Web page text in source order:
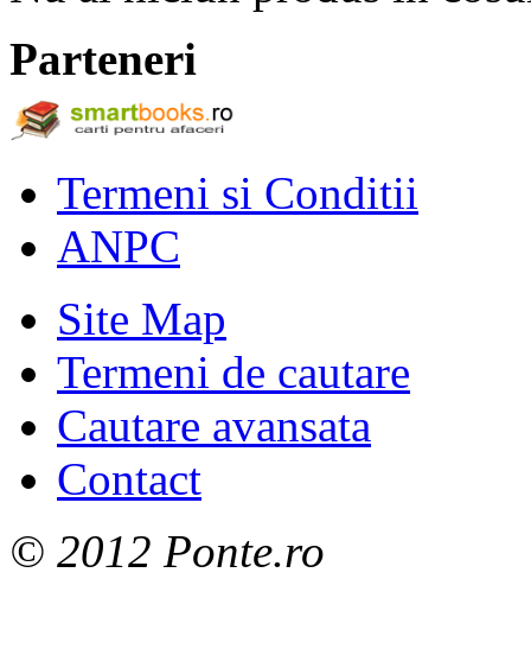
Parteneri
Termeni si Conditii
ANPC
Site Map
Termeni de cautare
Cautare avansata
Contact
© 2012 Ponte.ro